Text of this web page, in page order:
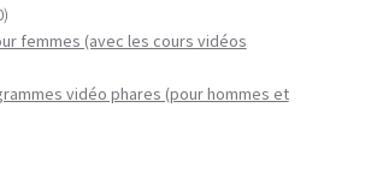
10
produits
femmes (avec les cours vidéos
vidéo phares (pour hommes et